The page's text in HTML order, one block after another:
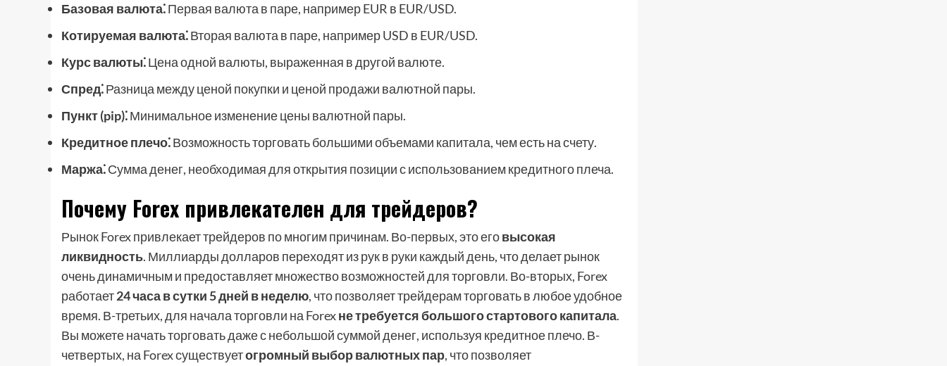
Базовая валюта⁚Первая валюта в паре, например EUR в EUR/USD.
Котируемая валюта⁚Вторая валюта в паре, например USD в EUR/USD.
Курс валюты⁚Цена одной валюты, выраженная в другой валюте.
Спред⁚Разница между ценой покупки и ценой продажи валютной пары.
Пункт (pip)⁚Минимальное изменение цены валютной пары.
Кредитное плечо⁚Возможность торговать большими объемами капитала, чем есть на счету.
Маржа⁚Сумма денег, необходимая для открытия позиции с использованием кредитного плеча.
Почему Forex привлекателен для трейдеров?
Рынок Forex привлекает трейдеров по многим причинам. Во-первых, это еговысокая
ликвидность. Миллиарды долларов переходят из рук в руки каждый день, что делает рынок
очень динамичным и предоставляет множество возможностей для торговли. Во-вторых, Forex
работает24 часа в сутки 5 дней в неделю, что позволяет трейдерам торговать в любое удобное
время. В-третьих, для начала торговли на Forexне требуется большого стартового капитала.
Вы можете начать торговать даже с небольшой суммой денег, используя кредитное плечо. В-
четвертых, на Forex существуетогромный выбор валютных пар, что позволяет